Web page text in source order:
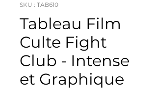
SKU : TAB610
Tableau Film
Culte Fight
Club - Intense
et Graphique